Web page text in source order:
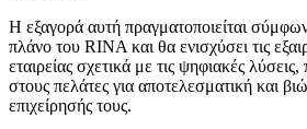
Η εξαγορά αυτή πραγματοποιείται
πλάνο του RINA και θα ενισχύσει τις
εταιρείας σχετικά με τις ψηφιακές
στους πελάτες για αποτελεσματική και
επιχείρησής τους.